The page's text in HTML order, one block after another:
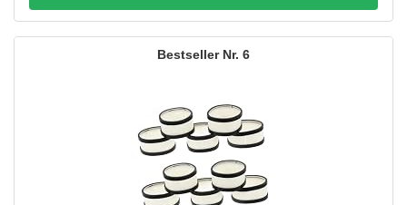
6